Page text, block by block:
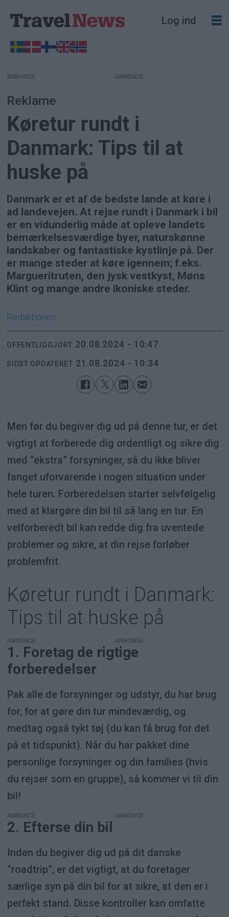
Log ind
ANNONCE
Reklame
Køretur rundt i
Danmark: Tips til at
huske på
Danmark er et af de bedste lande at køre i
ad landevejen. At rejse rundt i Danmark i bil
er en vidunderlig måde at opleve landets
bemærkelsesværdige byer, naturskønne
landskaber og fantastiske kystlinje på. Der
er mange steder at køre igennem; f.eks.
Margueritruten, den jysk vestkyst, Møns
Klint og mange andre ikoniske steder.
Redaktionen
OFFENTLIGGJORT 20.08.2024 - 10:47
SIDST OPDATERET 21.08.2024 - 10:34
Men før du begiver dig ud på denne tur, er det
vigtigt at forberede dig ordentligt og sikre dig
med “ekstra” forsyninger, så du ikke bliver
fanget uforvarende i nogen situation under
hele turen. Forberedelsen starter selvfølgelig
med at klargøre din bil til så lang en tur. En
velforberedt bil kan redde dig fra uventede
problemer og sikre, at din rejse forløber
problemfrit.
Køretur rundt i Danmark:
Tips til at huske på
ANNONCE
1. Foretag de rigtige
forberedelser
Pak alle de forsyninger og udstyr, du har brug
for, for at gøre din tur mindeværdig, og
medtag også tykt tøj (du kan få brug for det
på et tidspunkt). Når du har pakket dine
personlige forsyninger og din families (hvis
du rejser som en gruppe), så kommer vi til din
bil!
ANNONCE
2. Efterse din bil
Inden du begiver dig ud på dit danske
”roadtrip”, er det vigtigt, at du foretager
særlige syn på din bil for at sikre, at den er i
perfekt stand. Disse kontroller kan omfatte